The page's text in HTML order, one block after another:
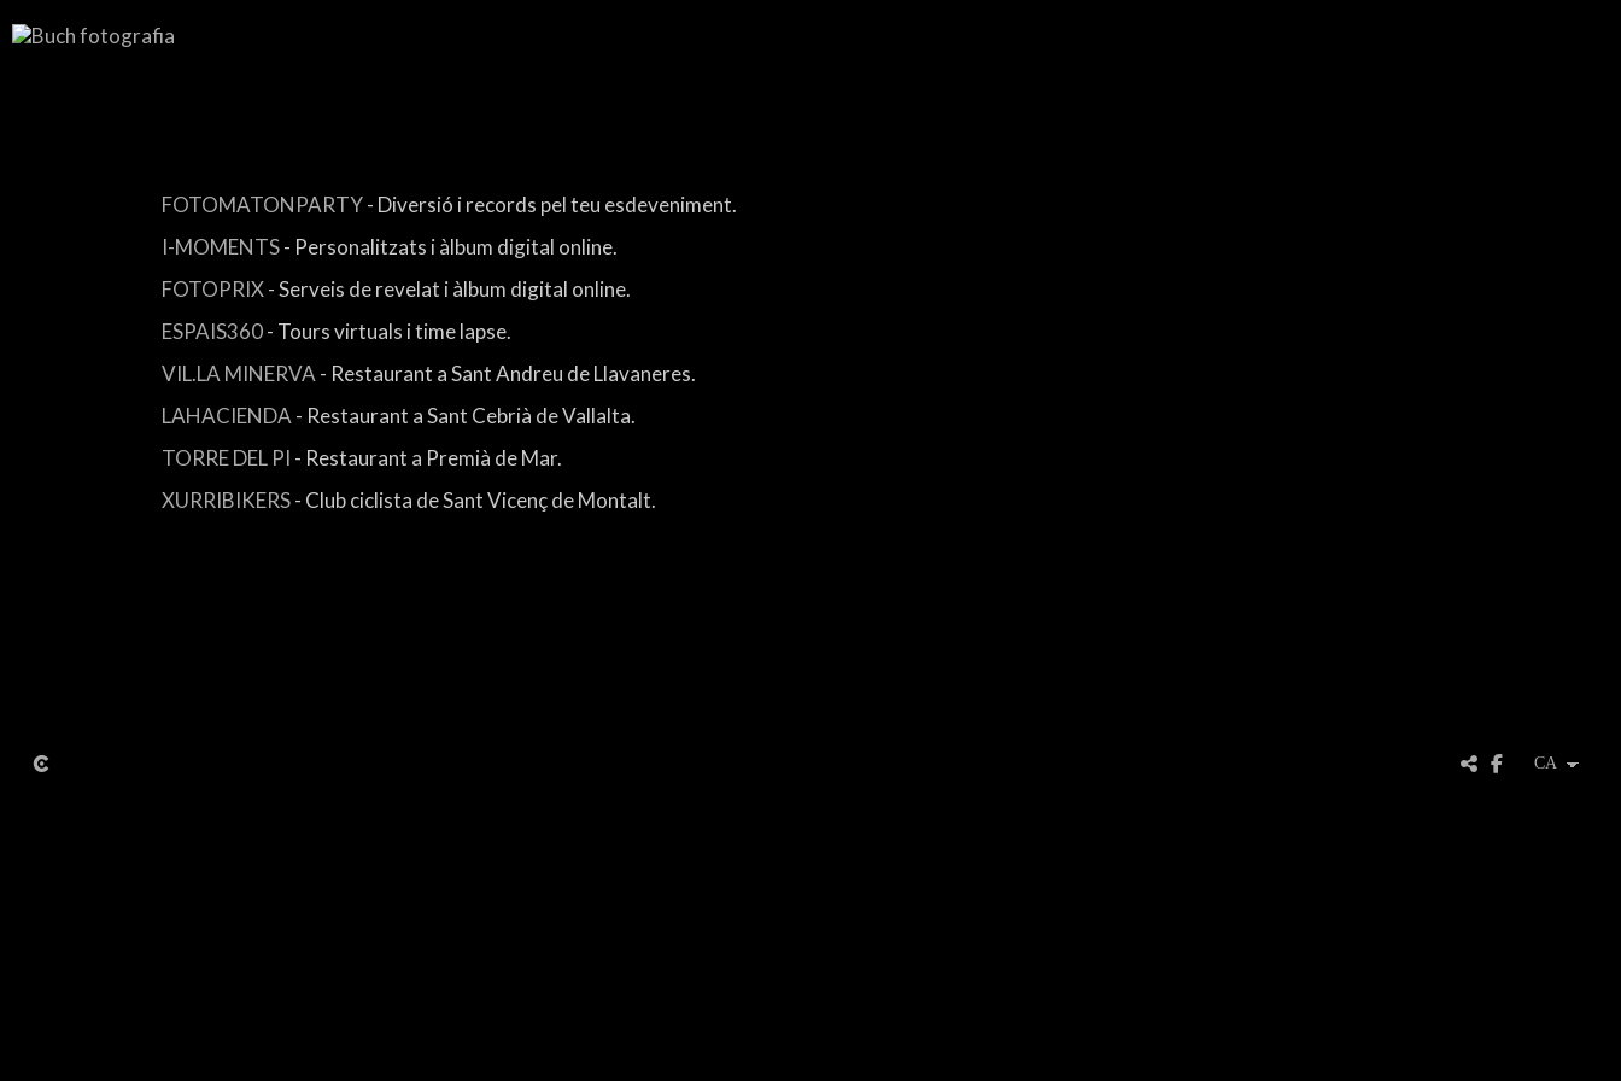
FOTOMATONPARTY- Diversió i records pel teu esdeveniment.
I-MOMENTS- Personalitzats i àlbum digital online.
FOTOPRIX- Serveis de revelat i àlbum digital online.
ESPAIS360- Tours virtuals i time lapse.
VIL.LA MINERVA - Restaurant a Sant Andreu de Llavaneres.
LAHACIENDA - Restaurant a Sant Cebrià de Vallalta.
TORRE DEL PI - Restaurant a Premià de Mar.
XURRIBIKERS- Club ciclista de Sant Vicenç de Montalt.